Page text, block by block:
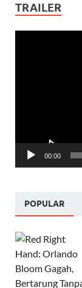
TRAILER
00:00
POPULAR